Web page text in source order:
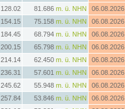
128.02 81.686 m. ü. NHN 06.08.2026
154.15 75.158 m. ü. NHN 06.08.2026
184.45 68.794 m. ü. NHN 06.08.2026
200.15 65.798 m. ü. NHN 06.08.2026
214.14 62.450 m. ü. NHN 06.08.2026
236.31 57.601 m. ü. NHN 06.08.2026
245.62 55.948 m. ü. NHN 06.08.2026
257.84 53.846 m. ü. NHN 06.08.2026